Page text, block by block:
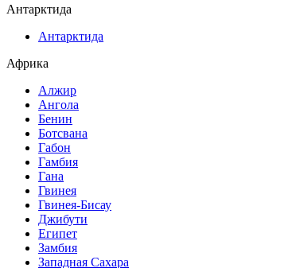
Антарктида
Антарктида
Африка
Алжир
Ангола
Бенин
Ботсвана
Габон
Гамбия
Гана
Гвинея
Гвинея-Бисау
Джибути
Египет
Замбия
Западная Сахара